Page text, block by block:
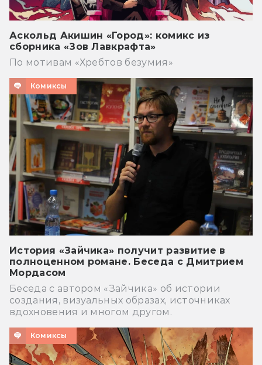
Аскольд Акишин «Город»: комикс из
сборника «Зов Лавкрафта»
По мотивам «Хребтов безумия»
Комиксы
История «Зайчика» получит развитие в
полноценном романе. Беседа с Дмитрием
Мордасом
Беседа с автором «Зайчика» об истории
создания, визуальных образах, источниках
вдохновения и многом другом.
Комиксы